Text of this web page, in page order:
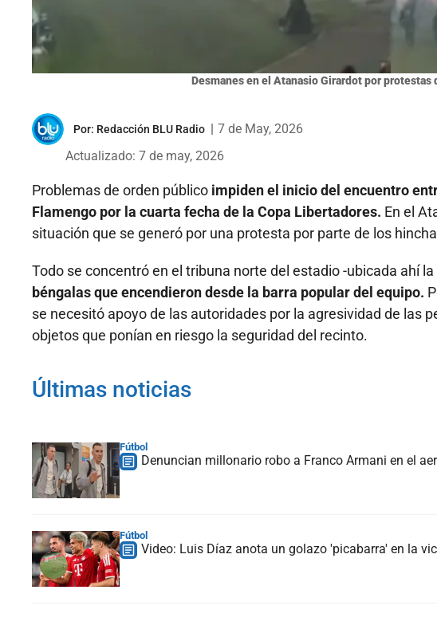
Desmanes en el Atanasio Girardot por protestas
Por: Redacción BLU Radio
7 de May, 2026
Actualizado: 7 de may, 2026
Problemas de orden público impiden el inicio del encuentro
Flamengo por la cuarta fecha de la Copa Libertadores. En el
situación que se generó por una protesta por parte de los
Todo se concentró en el tribuna norte del estadio -ubicada ahí
béngalas que encendieron desde la barra popular del equipo.
se necesitó apoyo de las autoridades por la agresividad de las
objetos que ponían en riesgo la seguridad del recinto.
Últimas noticias
Fútbol
Denuncian millonario robo a Franco Armani en el
Fútbol
Video: Luis Díaz anota un golazo 'picabarra' en la